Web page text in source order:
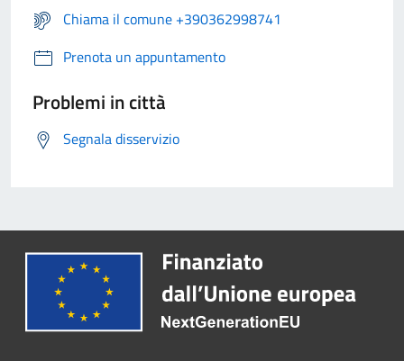
Chiama il comune +390362998741
Prenota un appuntamento
Problemi in città
Segnala disservizio